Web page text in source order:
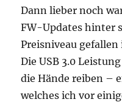
Dann lieber noch
FW-Updates hinter
Preisniveau gefallen
Die USB 3.0
die Hände reiben –
welches ich vor